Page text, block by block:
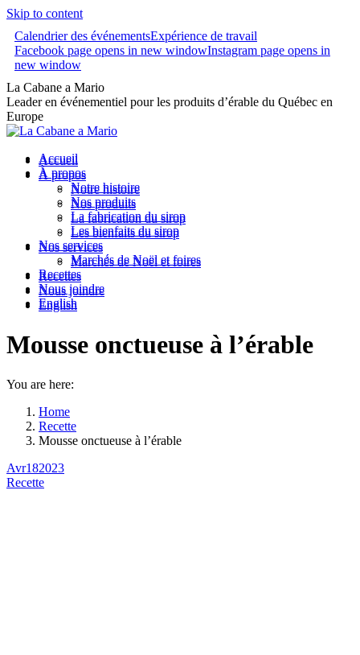
Skip to content
Calendrier des événementsExpérience de travail
Facebook page opens in new windowInstagram page opens in
new window
La Cabane a Mario
Leader en événementiel pour les produits d’érable du Québec en
Europe
Accueil
À propos
Notre histoire
Nos produits
La fabrication du sirop
Les bienfaits du sirop
Nos services
Marchés de Noël et foires
Recettes
Nous joindre
English
Accueil
À propos
Notre histoire
Nos produits
La fabrication du sirop
Les bienfaits du sirop
Nos services
Marchés de Noël et foires
Recettes
Nous joindre
English
Mousse onctueuse à l’érable
You are here:
Home
Recette
Mousse onctueuse à l’érable
Avr182023
Recette